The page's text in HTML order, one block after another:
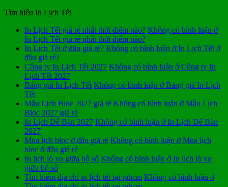
Tìm hiểu In Lịch Tết
In Lịch Tết giá rẻ nhất thời điểm nào? Không có bình luận ở
In Lịch Tết giá rẻ nhất thời điểm nào?
In Lịch Tết ở đâu giá rẻ? Không có bình luận ở In Lịch Tết ở
đâu giá rẻ?
Công ty In Lịch Tết 2027 Không có bình luận ở Công ty In
Lịch Tết 2027
Bảng giá In Lịch Tết Không có bình luận ở Bảng giá In Lịch
Tết
Mẫu Lịch Bloc 2027 giá rẻ Không có bình luận ở Mẫu Lịch
Bloc 2027 giá rẻ
In Lịch Để Bàn 2027 Không có bình luận ở In Lịch Để Bàn
2027
Mua lịch bloc ở đâu giá rẻ Không có bình luận ở Mua lịch
bloc ở đâu giá rẻ
In lịch lò xo giữa bộ số Không có bình luận ở In lịch lò xo
giữa bộ số
Tìm kiếm địa chỉ in lịch tết tại tphcm Không có bình luận ở